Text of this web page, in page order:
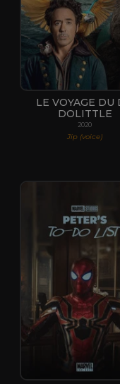
LE VOYAGE DU
DOLITTLE
2020
Jip (voice)